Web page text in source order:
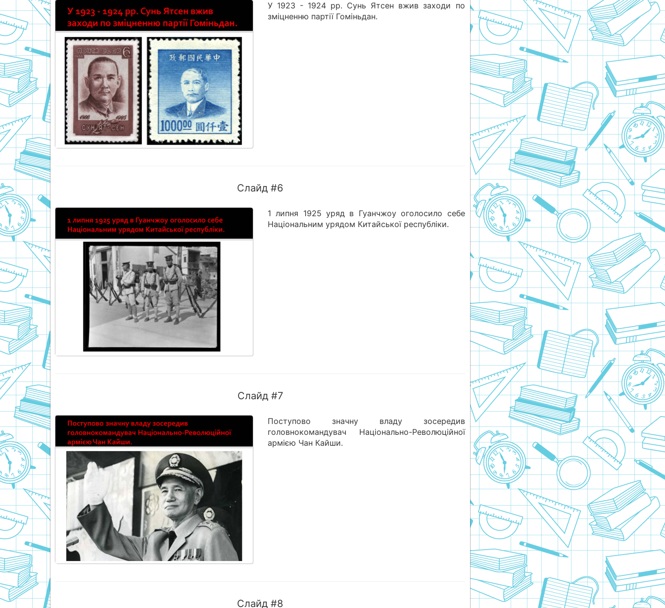
У 1923 - 1924 рр. Сунь Ятсен вжив заходи по
зміцненню партії Гоміньдан.
Слайд #6
1 липня 1925 уряд в Гуанчжоу оголосило себе
Національним урядом Китайської республіки.
Слайд #7
Поступово значну владу зосередив
головнокомандувач Національно-Революційної
армією Чан Кайши.
Слайд #8